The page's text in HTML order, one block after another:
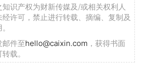
识产权为财新传媒及/或相关权利人
许可，禁止进行转载、摘编、复制及
邮件至hello@caixin.com ，获得书面
载。